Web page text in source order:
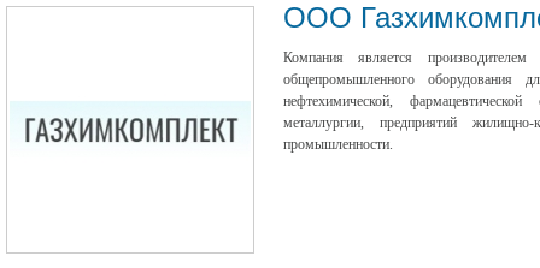
ООО
Компания является
общепромышленного оборудования
нефтехимической,
металлургии, предприятий
промышленности.